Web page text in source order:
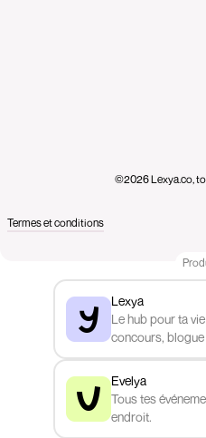
©2026 Lexya.co,
Termes et conditions
Lexya
Le hub pour ta
concours, blogue
Evelya
Tous tes
endroit.